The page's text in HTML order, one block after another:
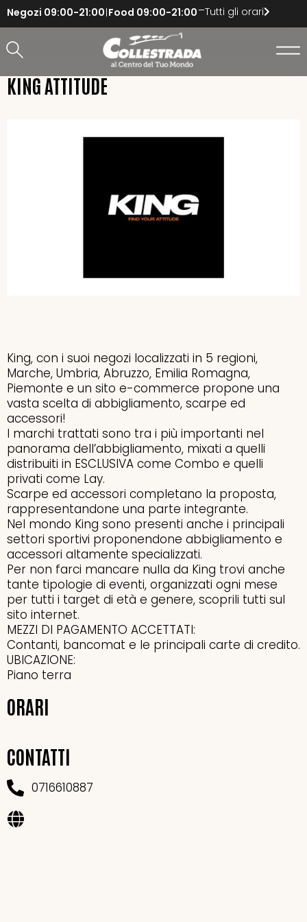
Negozi 09:00-21:00 Food 09:00-21:00 Tutti gli orari
KING ATTITUDE
King, con i suoi negozi localizzati in 5 regioni,
Marche, Umbria, Abruzzo, Emilia Romagna,
Piemonte e un sito e-commerce propone una
vasta scelta di abbigliamento, scarpe ed
accessori!
I marchi trattati sono tra i più importanti nel
panorama dell’abbigliamento, mixati a quelli
distribuiti in ESCLUSIVA come Combo e quelli
privati come Lay.
Scarpe ed accessori completano la proposta,
rappresentandone una parte integrante.
Nel mondo King sono presenti anche i principali
settori sportivi proponendone abbigliamento e
accessori altamente specializzati.
Per non farci mancare nulla da King trovi anche
tante tipologie di eventi, organizzati ogni mese
per tutti i target di età e genere, scoprili tutti sul
sito internet.
MEZZI DI PAGAMENTO ACCETTATI:
Contanti, bancomat e le principali carte di credito.
UBICAZIONE:
Piano terra
ORARI
CONTATTI
0716610887